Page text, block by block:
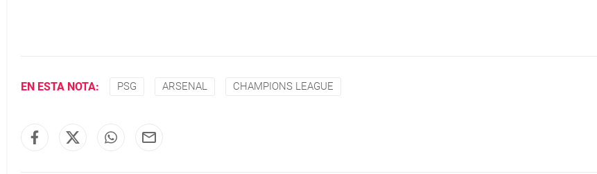
EN ESTA NOTA: PSG ARSENAL CHAMPIONS LEAGUE